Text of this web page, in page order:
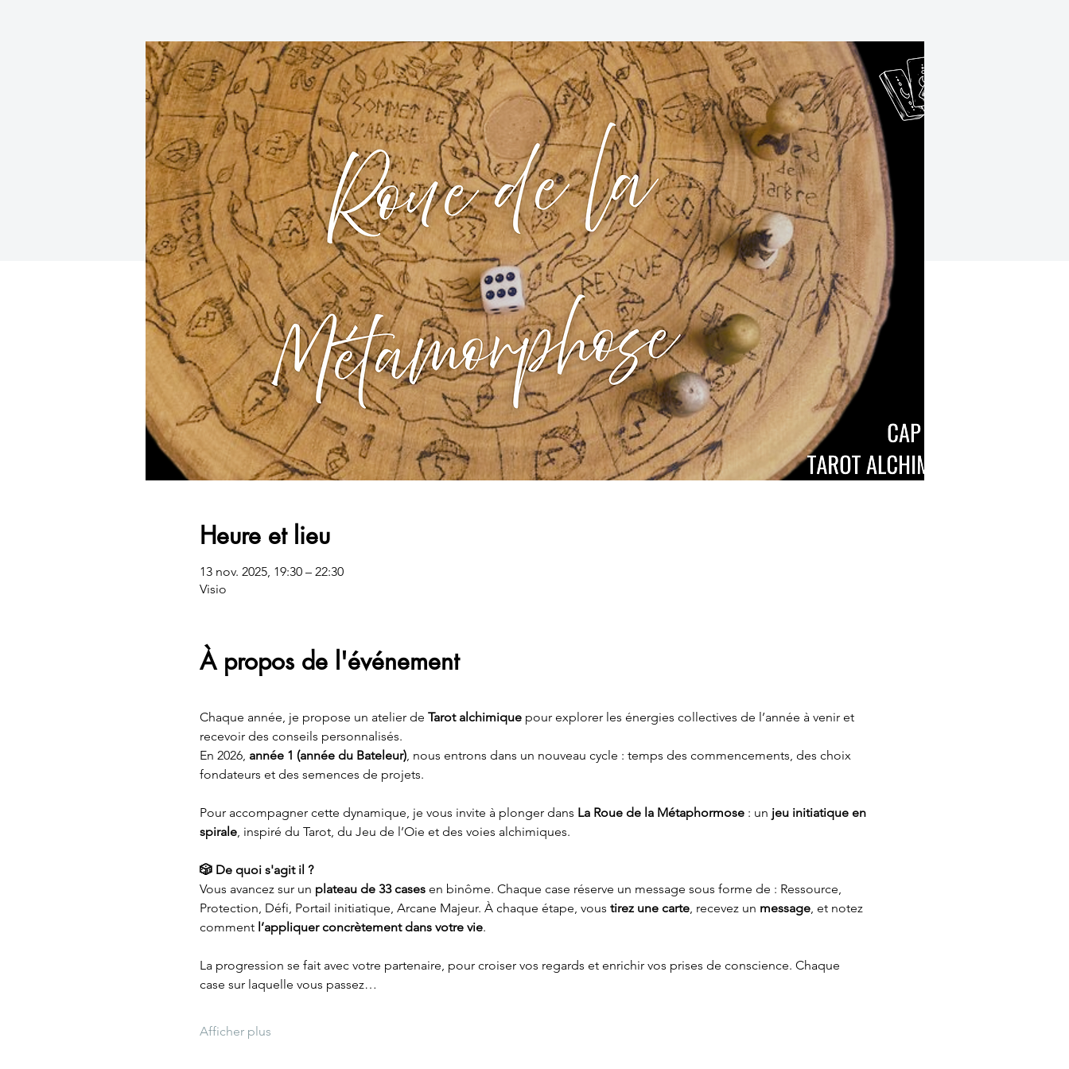
Heure et lieu
13 nov. 2025, 19:30 – 22:30
Visio
À propos de l'événement
Chaque année, je propose un atelier de Tarot alchimique pour explorer les énergies collectives de l’année à venir et
recevoir des conseils personnalisés.
En 2026, année 1 (année du Bateleur), nous entrons dans un nouveau cycle : temps des commencements, des choix
fondateurs et des semences de projets.
Pour accompagner cette dynamique, je vous invite à plonger dans La Roue de la Métaphormose : un jeu initiatique en
spirale, inspiré du Tarot, du Jeu de l’Oie et des voies alchimiques.
🎲 De quoi s'agit il ?
Vous avancez sur un plateau de 33 cases en binôme. Chaque case réserve un message sous forme de : Ressource,
Protection, Défi, Portail initiatique, Arcane Majeur. À chaque étape, vous tirez une carte, recevez un message, et notez
comment l’appliquer concrètement dans votre vie.
La progression se fait avec votre partenaire, pour croiser vos regards et enrichir vos prises de conscience. Chaque
case sur laquelle vous passez…
Afficher plus